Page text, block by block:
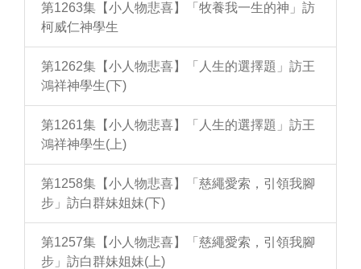
第1263集【小人物悲喜】「牧養我一生的神」訪
柯威仁神學生
第1262集【小人物悲喜】「人生的選擇題」訪王
鴻祥神學生(下)
第1261集【小人物悲喜】「人生的選擇題」訪王
鴻祥神學生(上)
第1258集【小人物悲喜】「慈繩愛索，引領我腳
步」訪白群妹姐妹(下)
第1257集【小人物悲喜】「慈繩愛索，引領我腳
步」訪白群妹姐妹(上)